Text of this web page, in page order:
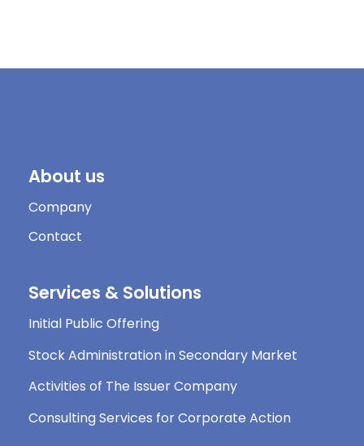
About us
Company
Contact
Services & Solutions
Initial Public Offering
Stock Administration in Secondary Market
Activities of The Issuer Company
Consulting Services for Corporate Action